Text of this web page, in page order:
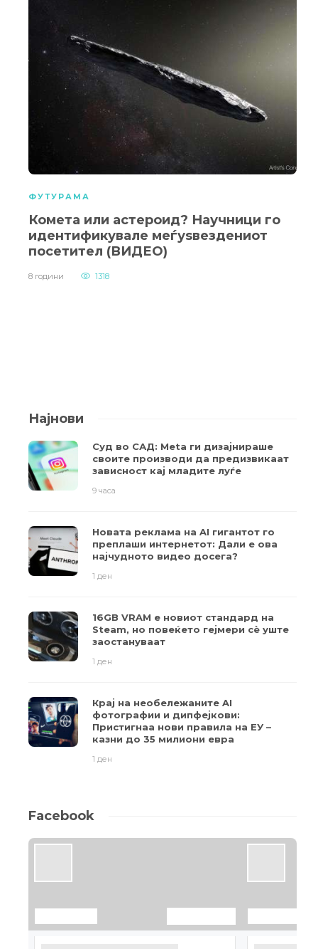
ФУТУРАМА
Комета или астероид? Научници го
идентификувале меѓуѕвездениот
посетител (ВИДЕО)
8 години 1318
Најнови
Суд во САД: Meta ги дизајнираше
своите производи да предизвикаат
зависност кај младите луѓе
9 часа
Новата реклама на AI гигантот го
преплаши интернетот: Дали е ова
најчудното видео досега?
1 ден
16GB VRAM е новиот стандард на
Steam, но повеќето гејмери ​​сè уште
заостануваат
1 ден
Крај на необележаните AI
фотографии и дипфејкови:
Пристигнаа нови правила на ЕУ –
казни до 35 милиони евра
1 ден
Facebook